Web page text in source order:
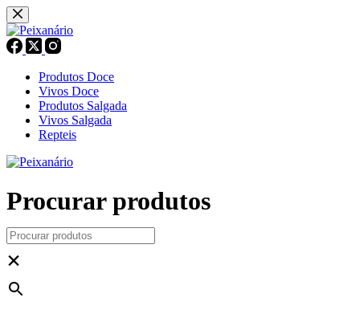
Pular
para
o
conteúdo
Produtos Doce
Vivos Doce
Produtos Salgada
Vivos Salgada
Repteis
Procurar produtos
×